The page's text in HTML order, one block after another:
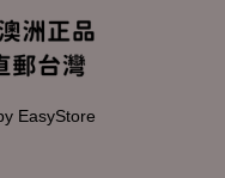
EasyStore